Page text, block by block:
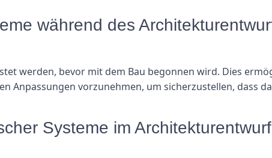
während des
werden, bevor mit dem Bau begonnen wird. Dies
Anpassungen vorzunehmen, um sicherzustellen, dass
Systeme im Architekturentwurf